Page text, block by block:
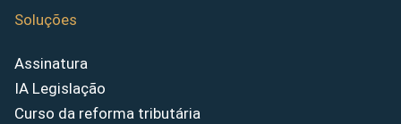
Soluções
Assinatura
IA Legislação
Curso da reforma tributária